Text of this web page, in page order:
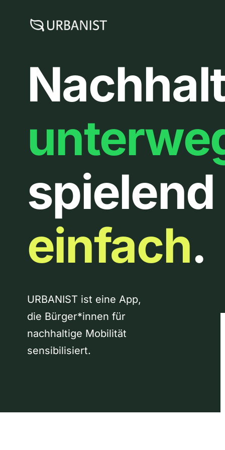
spielend
einfach.
URBANIST ist eine App,
die Bürger*innen für
nachhaltige Mobilität
sensibilisiert.